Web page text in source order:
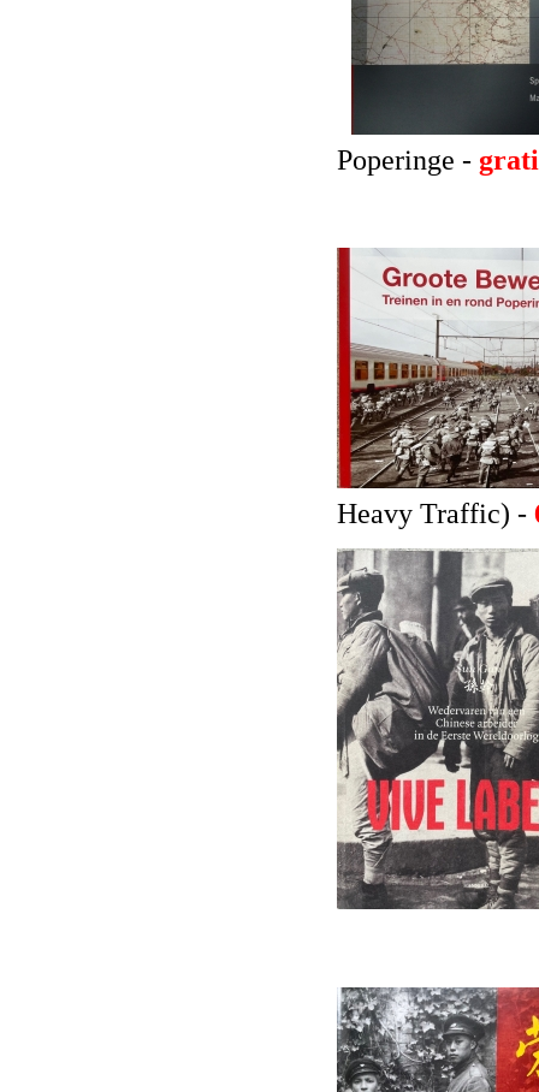
Poperinge -
Heavy Traffic) -